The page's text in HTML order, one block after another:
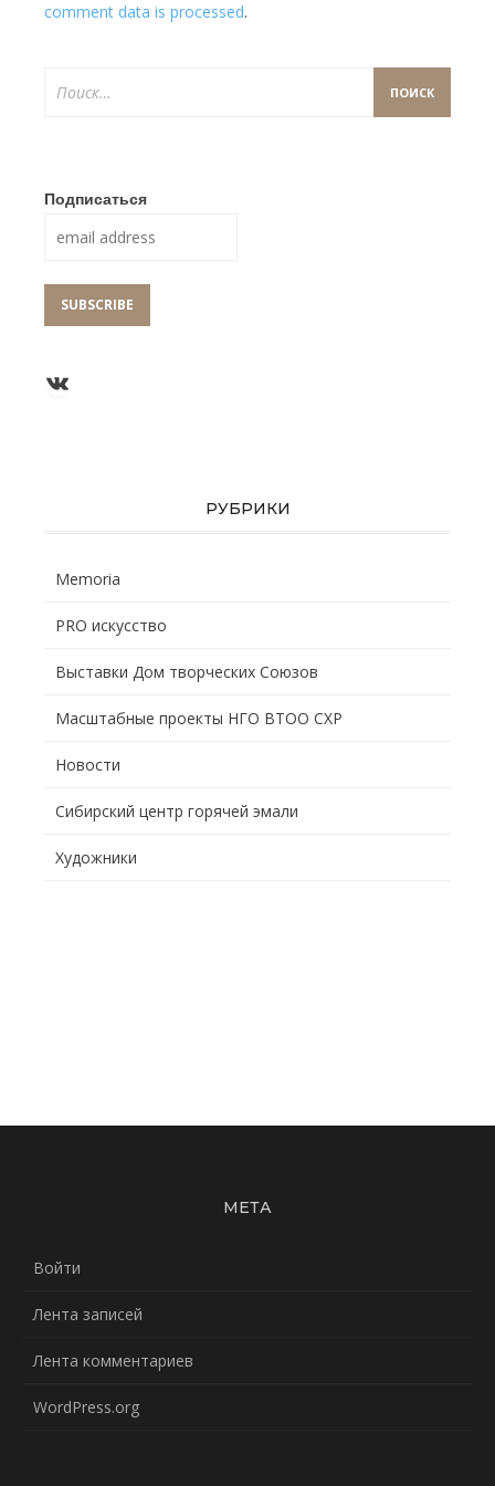
comment data is processed.
Подписаться
Группа ВКонтакте
РУБРИКИ
Memoria
PRO искусство
Выставки Дом творческих Союзов
Масштабные проекты НГО ВТОО СХР
Новости
Сибирский центр горячей эмали
Художники
МЕТА
Войти
Лента записей
Лента комментариев
WordPress.org